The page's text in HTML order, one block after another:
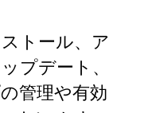
トール、ア
プデート、
管理や有効